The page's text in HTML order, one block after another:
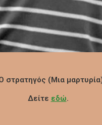
στρατηγός (Μια
Δείτε εδώ.